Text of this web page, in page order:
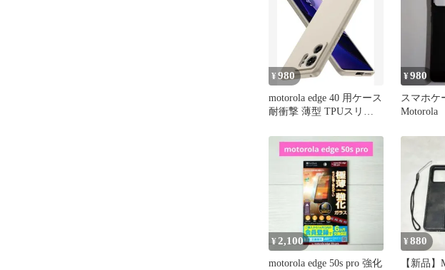
ディース
¥980
motorola edge 40 用ケース
耐衝撃 薄型 TPUスリム
¥980
スマホ
Motorola
¥2,100
motorola edge 50s pro 強化
¥880
【新品】